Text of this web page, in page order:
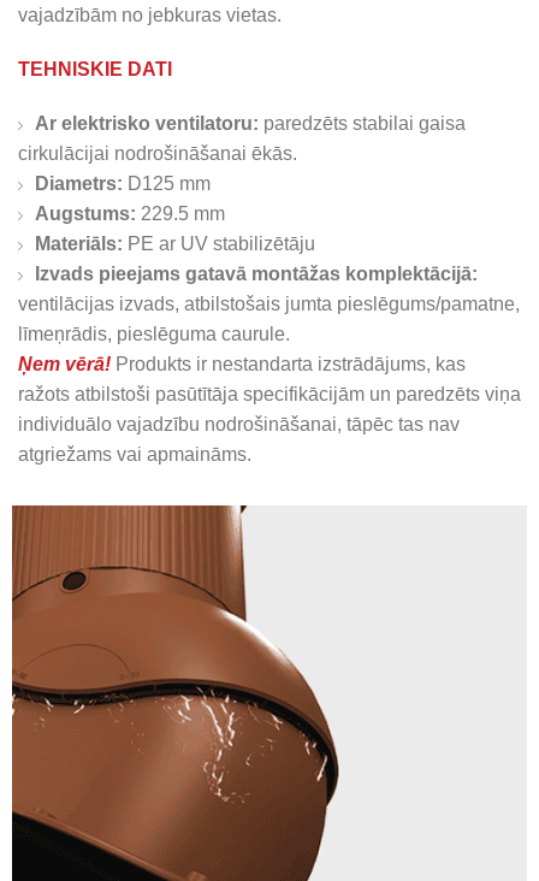
vajadzībām no jebkuras vietas.
TEHNISKIE DATI
Ar elektrisko ventilatoru: paredzēts stabilai gaisa
cirkulācijai nodrošināšanai ēkās.
Diametrs: D125 mm
Augstums: 229.5 mm
Materiāls: PE ar UV stabilizētāju
Izvads pieejams gatavā montāžas komplektācijā:
ventilācijas izvads, atbilstošais jumta pieslēgums/pamatne,
līmeņrādis, pieslēguma caurule.
Ņem vērā! Produkts ir nestandarta izstrādājums, kas
ražots atbilstoši pasūtītāja specifikācijām un paredzēts viņa
individuālo vajadzību nodrošināšanai, tāpēc tas nav
atgriežams vai apmaināms.